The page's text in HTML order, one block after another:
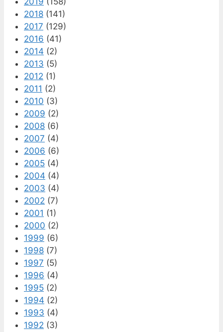
2018 (141)
2017 (129)
2016 (41)
2014 (2)
2013 (5)
2012 (1)
2011 (2)
2010 (3)
2009 (2)
2008 (6)
2007 (4)
2006 (6)
2005 (4)
2004 (4)
2003 (4)
2002 (7)
2001 (1)
2000 (2)
1999 (6)
1998 (7)
1997 (5)
1996 (4)
1995 (2)
1994 (2)
1993 (4)
1992 (3)